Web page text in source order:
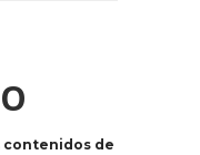
contenidos de